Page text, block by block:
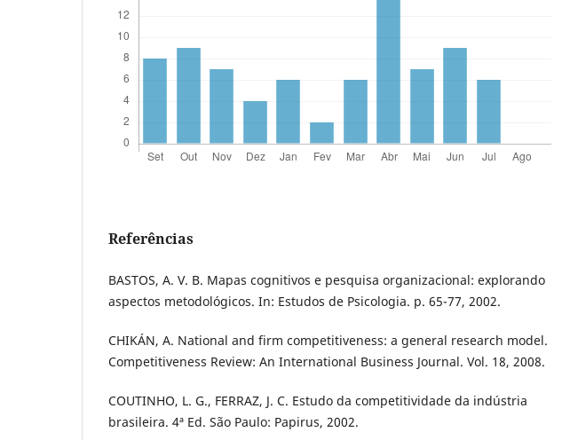
Referências
BASTOS, A. V. B. Mapas cognitivos e pesquisa organizacional: explorando
aspectos metodológicos. In: Estudos de Psicologia. p. 65-77, 2002.
CHIKÁN, A. National and firm competitiveness: a general research model.
Competitiveness Review: An International Business Journal. Vol. 18, 2008.
COUTINHO, L. G., FERRAZ, J. C. Estudo da competitividade da indústria
brasileira. 4ª Ed. São Paulo: Papirus, 2002.